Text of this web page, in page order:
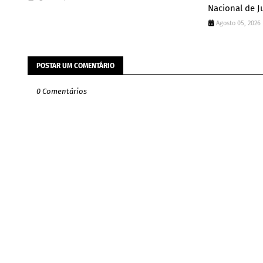
Nacional de
Agosto 05, 2026
POSTAR UM COMENTÁRIO
0 Comentários